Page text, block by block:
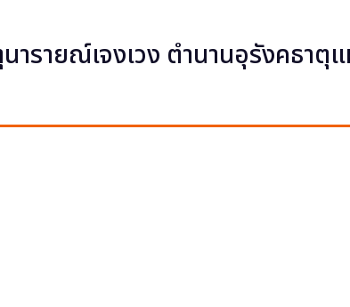
ารายณ์เจงเวง ตำนานอุรังคธาตุ